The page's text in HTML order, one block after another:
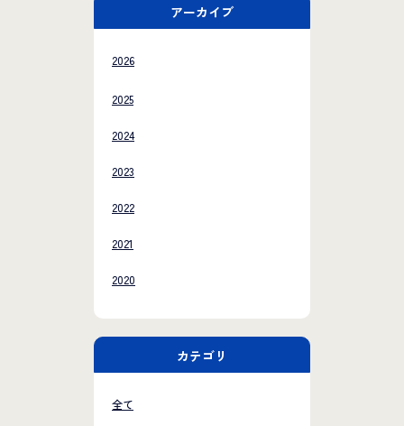
アーカイブ
2026
2025
2024
2023
2022
2021
2020
カテゴリ
全て